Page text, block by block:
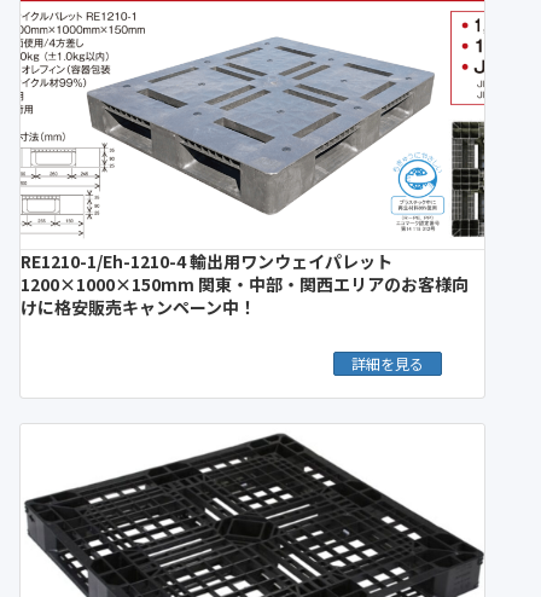
RE1210-1/Eh-1210-4 輸出用ワンウェイパレット
1200×1000×150mm 関東・中部・関西エリアのお客様向
けに格安販売キャンペーン中！
詳細を見る